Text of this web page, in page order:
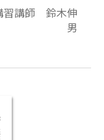
習講師 鈴木伸
男